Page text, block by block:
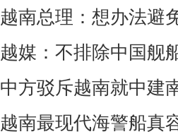
越南总理：想办法避
越媒：不排除中国舰
中方驳斥越南就中建
越南最现代海警船真